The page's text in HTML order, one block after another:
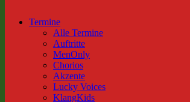
Termine
Alle Termine
Auftritte
MenOnly
Chorios
Akzente
Lucky Voices
KlangKids